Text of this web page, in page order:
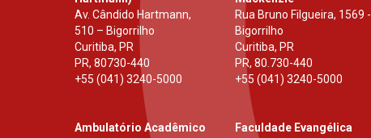
Av. Cândido Hartmann,
510 – Bigorrilho
Curitiba, PR
PR, 80730-440
+55 (041) 3240-5000
Rua Bruno Filgueira, 1569 -
Bigorrilho
Curitiba, PR
PR,80.730-440
+55 (041) 3240-5000
Ambulatório Acadêmico
Faculdade Evangélica